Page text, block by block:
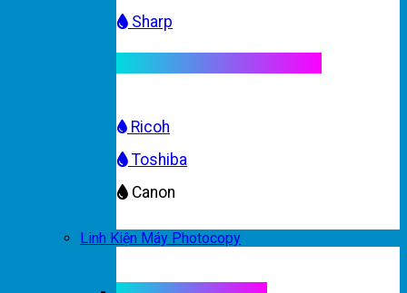
Sharp
Ricoh
Toshiba
Canon
Linh Kiện Máy Photocopy